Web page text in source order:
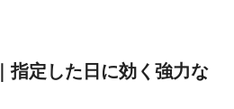
指定した日に効く強力な